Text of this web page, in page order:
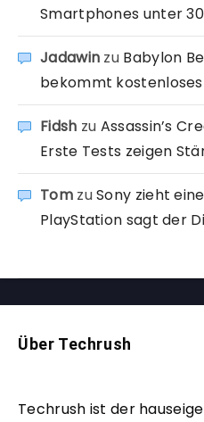
Smartphones unter
Jadawin zu Babylon
bekommt
Fidsh zu Assassin’s
Erste Tests zeigen
TomzuSony zieht
PlayStation sagt der
Über Techrush
Techrush ist der